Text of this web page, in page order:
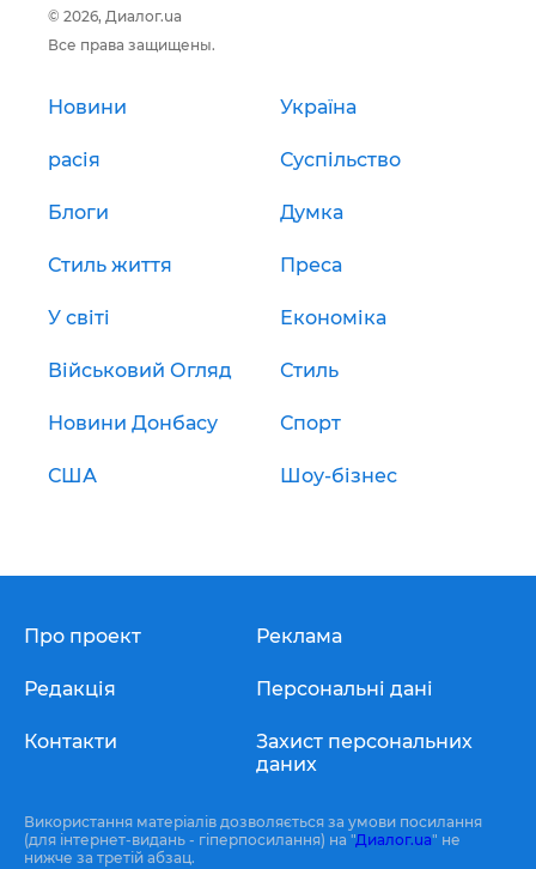
© 2026, Диалог.ua
Все права защищены.
Новини Україна
расія Суспільство
Блоги Думка
Стиль життя Преса
У світі Економіка
Військовий Огляд Стиль
Новини Донбасу Спорт
США Шоу-бізнес
Про проект
Редакція
Контакти
Реклама
Персональні дані
Захист персональних
даних
Використання матеріалів дозволяється за умови посилання
(для інтернет-видань - гіперпосилання) на "Диалог.ua" не
нижче за третій абзац.